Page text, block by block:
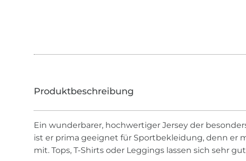
Ein wunderbarer, hochwertiger Jersey der
ist er prima geeignet für Sportbekleidung, denn er
mit. Tops, T-Shirts oder Leggings lassen sich sehr